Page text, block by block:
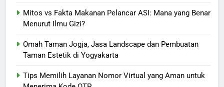
Mitos vs Fakta Makanan Pelancar ASI: Mana yang Benar
Menurut Ilmu Gizi?
Omah Taman Jogja, Jasa Landscape dan Pembuatan
Taman Estetik di Yogyakarta
Tips Memilih Layanan Nomor Virtual yang Aman untuk